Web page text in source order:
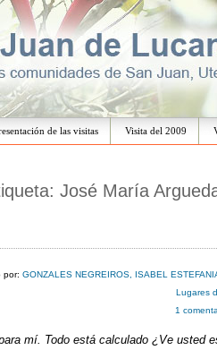
Ir
de las visitas Visita del 2009
José María
por:GONZALES NEGREIROS, ISABEL
Lugares
1
mí. Todo está calculado ¿Ve usted